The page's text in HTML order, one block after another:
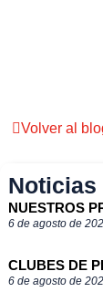
Noticias
NUESTROS
6 de agosto de
CLUBES DE
6 de agosto de
Volver al